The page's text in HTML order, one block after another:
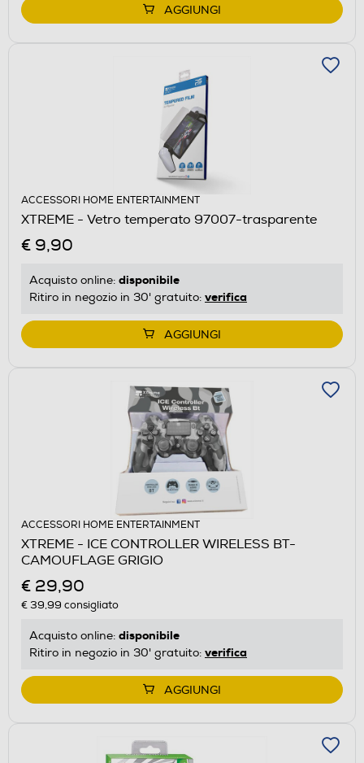
AGGIUNGI
ACCESSORI HOME ENTERTAINMENT
XTREME - Vetro temperato 97007-trasparente
€ 9,90
Acquisto online: disponibile
Ritiro in negozio in 30' gratuito: verifica
AGGIUNGI
ACCESSORI HOME ENTERTAINMENT
XTREME - ICE CONTROLLER WIRELESS BT-
CAMOUFLAGE GRIGIO
€ 29,90
€ 39,99 consigliato
Acquisto online: disponibile
Ritiro in negozio in 30' gratuito: verifica
AGGIUNGI